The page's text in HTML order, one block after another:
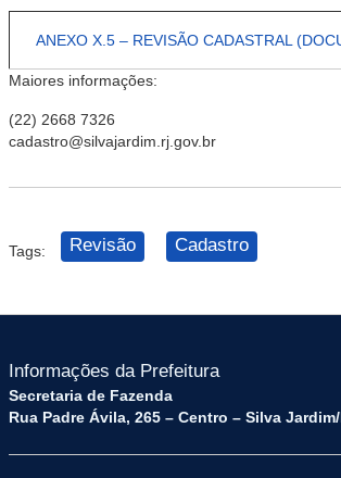
ANEXO X.5 – REVISÃO CADASTRAL
Maiores informações:
(22) 2668 7326
cadastro@silvajardim.rj.gov.br
Tags: Revisão Cadastro
Informações da Prefeitura
Secretaria de Fazenda
Rua Padre Ávila, 265 – Centro – Silva